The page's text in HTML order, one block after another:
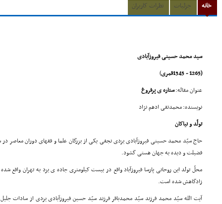
خانه جزئیات نظرات کاربران
سید محمد حسینی فیروزآبادی
(1265 - 1345قمری
)
عنوان مقاله:ستاره ی پرفروغ
نویسنده: محمدتقی ادهم نژاد
تولّد و نیاکان
فضیلت و دیده به جهان هستی گشود.
محلّ تولد این روحانی پارسا فیروزآباد واقع در بیست کیلومتری جاده ی یزد به تهران
زادگاهش شده است.
آیت الله سیّد محمد فرزند سیّد محمدباقر فرزند سیّد حسین فیروزآبادی یزدی از سادات